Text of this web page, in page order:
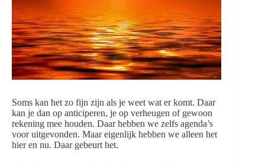
Soms kan het zo fijn zijn als je weet wat er komt. Daar
kan je dan op anticiperen, je op verheugen of gewoon
rekening mee houden. Daar hebben we zelfs agenda’s
voor uitgevonden. Maar eigenlijk hebben we alleen het
hier en nu. Daar gebeurt het.